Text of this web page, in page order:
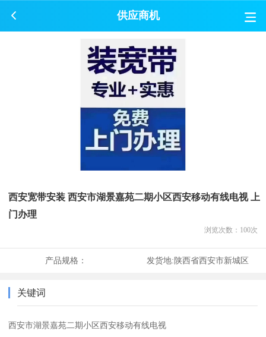
供应商机
西安宽带安装 西安市湖景嘉苑二期小区西安移动有线电视 上
门办理
浏览次数： 100次
产品规格： 发货地:陕西省西安市新城区
关键词
西安市湖景嘉苑二期小区西安移动有线电视